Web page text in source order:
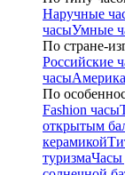
Наручные
часыУмные
По стране-
Российские
часы
По
Fashion часы
открытым
керамикой
туризмаЧасы